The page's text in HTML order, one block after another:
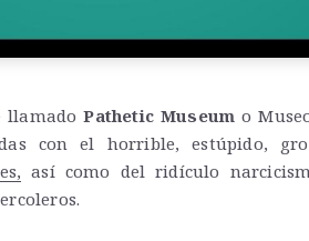
llamadoPathetic Museum o
con el horrible, estúpido,
así como del ridículo